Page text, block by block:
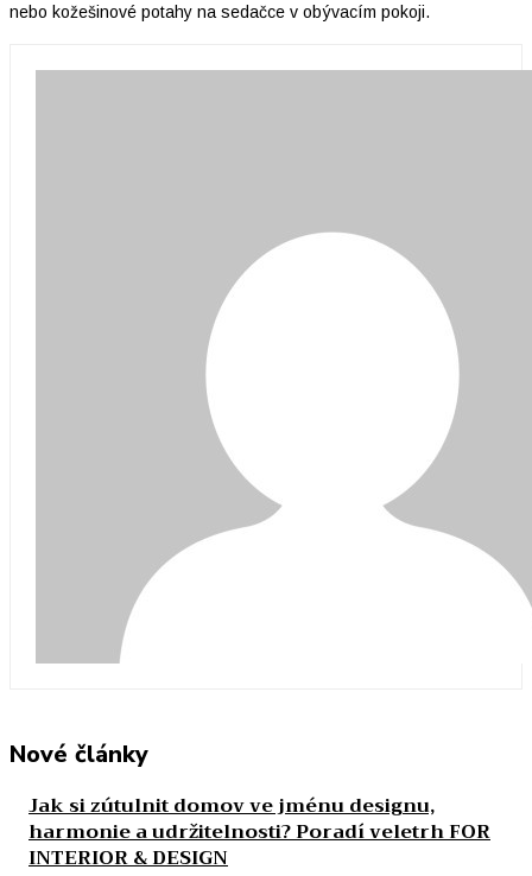
nebo kožešinové potahy na sedačce v obývacím pokoji.
Nové články
Jak si zútulnit domov ve jménu designu,
harmonie a udržitelnosti? Poradí veletrh FOR
INTERIOR & DESIGN